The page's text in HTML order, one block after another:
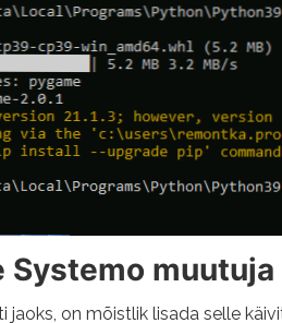
Systemo
on mõistlik lisada selle